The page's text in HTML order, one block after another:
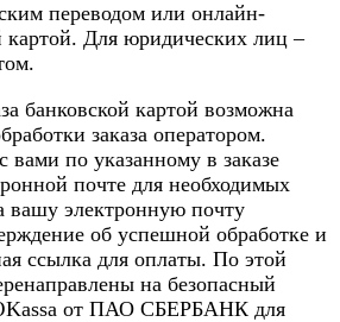
переводом или онлайн-
картой. Для юридических лиц –
банковской картой возможна
заказа оператором.
вами по указанному в заказе
почте для необходимых
вашу электронную почту
об успешной обработке и
ссылка для оплаты. По этой
на безопасный
от ПАО СБЕРБАНК для